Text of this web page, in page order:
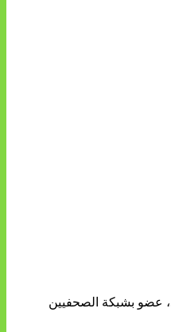
عضو بشبكة الصحفيين